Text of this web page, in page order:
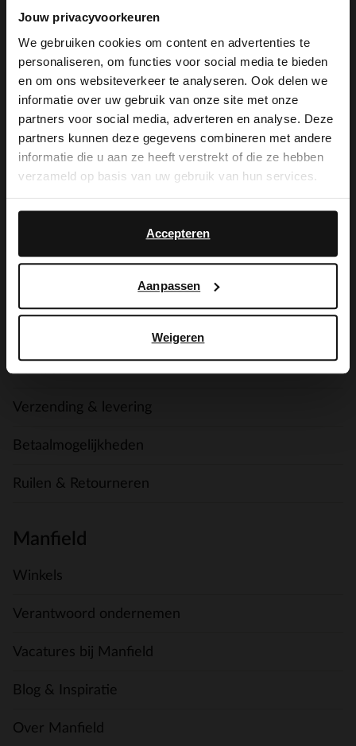
Jouw privacyvoorkeuren
We gebruiken cookies om content en advertenties te
personaliseren, om functies voor social media te bieden
en om ons websiteverkeer te analyseren. Ook delen we
informatie over uw gebruik van onze site met onze
partners voor social media, adverteren en analyse. Deze
partners kunnen deze gegevens combineren met andere
informatie die u aan ze heeft verstrekt of die ze hebben
verzameld op basis van uw gebruik van hun services.
Accepteren
Aanpassen
Weigeren
De My Manfield
voordelen wachten
op je.
AANMELDEN MY MANFIELD
Meer over My Manfield
Verzending & levering
Betaalmogelijkheden
Ruilen & Retourneren
Manfield
Winkels
Verantwoord ondernemen
Vacatures bij Manfield
Blog & Inspiratie
Over Manfield
×
View this website in English?
It looks like your language isn't Dutch. Would
you like to switch to English?
English